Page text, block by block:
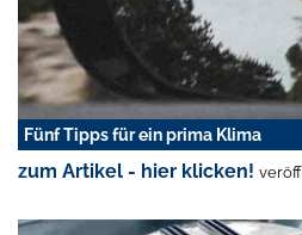
Fünf Tipps für ein prima Klima
zum Artikel - hier klicken!